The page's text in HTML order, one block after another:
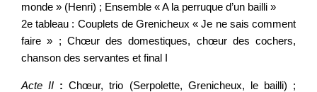
monde » (Henri) ; Ensemble « A la perruque d’un bailli »
2e tableau : Couplets de Grenicheux « Je ne sais comment
faire » ; Chœur des domestiques, chœur des cochers,
chanson des servantes et final I
Acte II :Chœur, trio (Serpolette, Grenicheux, le bailli) ;